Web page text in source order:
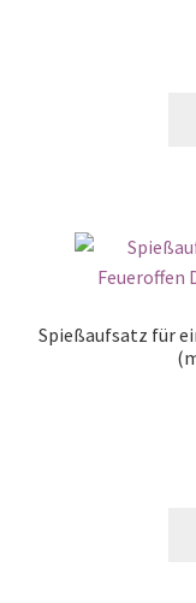
Spießaufsatz für